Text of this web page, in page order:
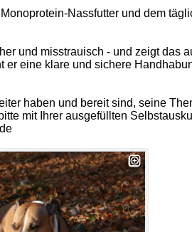
Nassfutter und dem
und misstrauisch - und zeigt das
er eine klare und sichere
haben und bereit sind, seine
mit Ihrer ausgefüllten